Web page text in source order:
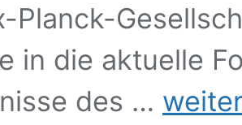
Planck-
in die aktuelle
des …
GEOMAX,
TECHMAX,